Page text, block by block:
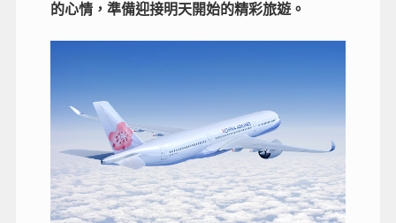
的心情，準備迎接明天開始的精彩旅遊。